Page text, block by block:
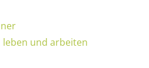
und arbeiten